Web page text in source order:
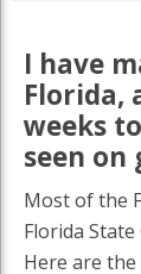
I have
Florida,
weeks
seen on
Most of the
Florida
Here are the